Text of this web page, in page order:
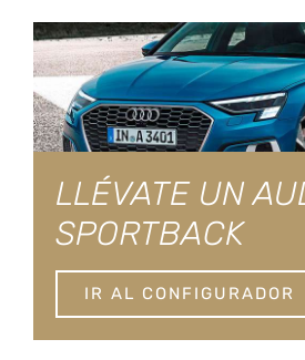
LLÉVATE UN
SPORTBACK
IR AL CONFIGURADOR